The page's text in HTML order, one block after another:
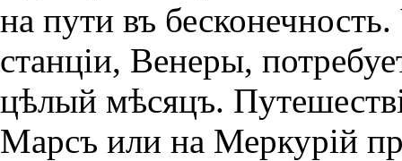
на пути въ
станцiи, Венеры,
цѣлый мѣсяцъ.
Марсъ или на Меркурiй